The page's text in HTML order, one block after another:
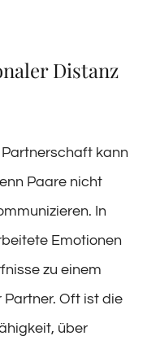
Distanz
kann
Paare nicht
In
Emotionen
zu einem
Oft ist die
über